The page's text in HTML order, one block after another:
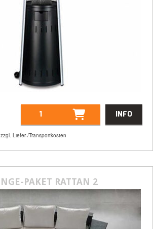
45002
INFO
Liefer-/Transportkosten
PAKET RATTAN 2